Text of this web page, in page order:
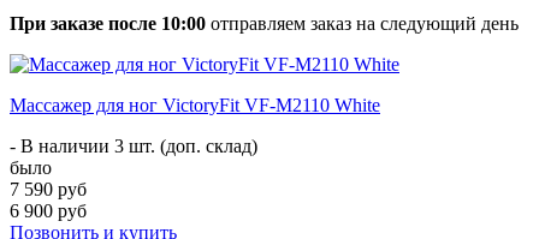
При заказе после 10:00 отправляем заказ на следующий день
Массажер для ног VictoryFit VF-M2110 White
- В наличии 3 шт. (доп. склад)
было
7 590 руб
6 900 руб
Позвонить и купить